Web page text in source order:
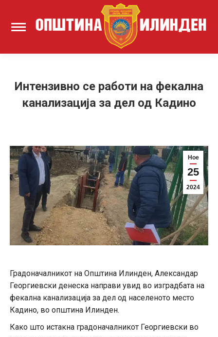
Интензивно се работи на фекална
канализација за дел од Кадино
Ное
25
2024
Градоначалникот на Општина Илинден, Александар
Георгиевски денеска направи увид во изградбата на
фекална канализација за дел од населеното место
Кадино, во општина Илинден.
Како што истакна градоначалникот Георгиевски во